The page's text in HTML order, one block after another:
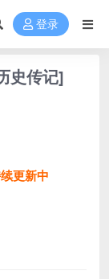
登录
史传记]
更新中